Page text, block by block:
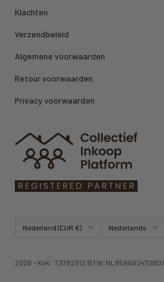
Klachten
Verzendbeleid
Algemene voorwaarden
Retour voorwaarden
Privacy voorwaarden
Land/regio Nederland (EUR €) TaalNederlands
2026 - KvK.: 73782912 BTW: NL859662470B01